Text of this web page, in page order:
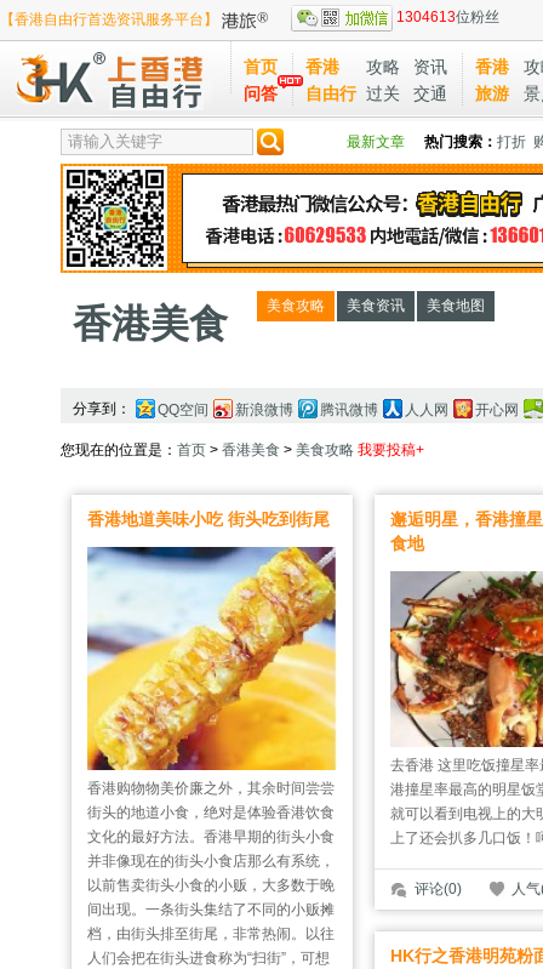
【香港自由行首选资讯服务平台】 1304613位粉丝
首页
问答
香港
自由行
攻略
资讯
过关
交通
香港
旅游
最新文章 热门搜索： 打折
香港美食 美食攻略 美食资讯 美食地图
分享到： QQ空间 新浪微博 腾讯微博 人人网 开心网
您现在的位置是： 首页 > 香港美食 > 美食攻略 我要投稿+
香港地道美味小吃 街头吃到街尾
香港购物物美价廉之外，其余时间尝尝
街头的地道小食，绝对是体验香港饮食
文化的最好方法。香港早期的街头小食
并非像现在的街头小食店那么有系统，
以前售卖街头小食的小贩，大多数于晚
间出现。一条街头集结了不同的小贩摊
档，由街头排至街尾，非常热闹。以往
人们会把在街头进食称为“扫街”，可想
邂逅明星，香港撞
食地
去香港 这里吃饭撞星
港撞星率最高的明星饭
就可以看到电视上的大
上了还会扒多几口饭！
评论(0) 人
HK行之香港明苑粉